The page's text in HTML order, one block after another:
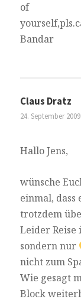
of
Bandar
Claus Dratz
24. September
Hallo Jens,
wünsche
einmal,
trotzdem
Leider
sondern nur
nicht zum
Wie gesagt
Block